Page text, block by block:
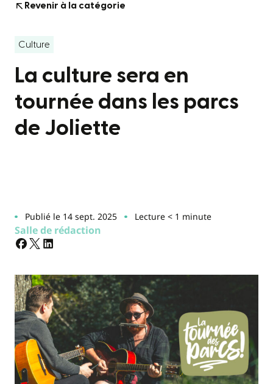
Revenir à la catégorie
Culture
La culture sera en
tournée dans les parcs
de Joliette
Publié le 14 sept. 2025 Lecture < 1 minute
Salle de rédaction